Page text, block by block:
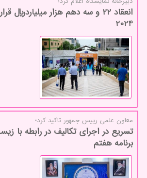
انعقاد 22 و سه دهم هزار
2024
معاون علمی رییس جمهور تاكید كرد؛
تسریع در اجرای تکالیف در رابطه با
برنامه هفتم